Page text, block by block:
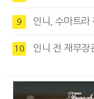
9 인니, 수마트라
10 인니 전 재무장